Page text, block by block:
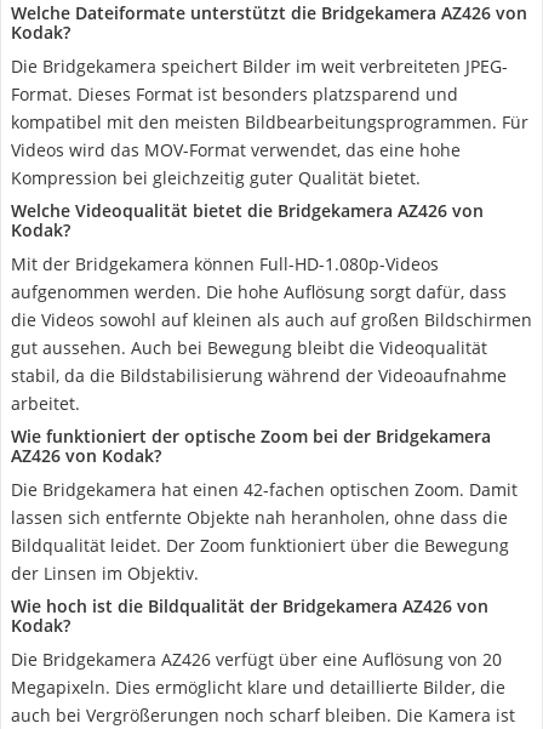
Welche Dateiformate unterstützt die Bridgekamera AZ426 von
Kodak?
Die Bridgekamera speichert Bilder im weit verbreiteten JPEG-
Format. Dieses Format ist besonders platzsparend und
kompatibel mit den meisten Bildbearbeitungsprogrammen. Für
Videos wird das MOV-Format verwendet, das eine hohe
Kompression bei gleichzeitig guter Qualität bietet.
Welche Videoqualität bietet die Bridgekamera AZ426 von
Kodak?
Mit der Bridgekamera können Full-HD-1.080p-Videos
aufgenommen werden. Die hohe Auflösung sorgt dafür, dass
die Videos sowohl auf kleinen als auch auf großen Bildschirmen
gut aussehen. Auch bei Bewegung bleibt die Videoqualität
stabil, da die Bildstabilisierung während der Videoaufnahme
arbeitet.
Wie funktioniert der optische Zoom bei der Bridgekamera
AZ426 von Kodak?
Die Bridgekamera hat einen 42-fachen optischen Zoom. Damit
lassen sich entfernte Objekte nah heranholen, ohne dass die
Bildqualität leidet. Der Zoom funktioniert über die Bewegung
der Linsen im Objektiv.
Wie hoch ist die Bildqualität der Bridgekamera AZ426 von
Kodak?
Die Bridgekamera AZ426 verfügt über eine Auflösung von 20
Megapixeln. Dies ermöglicht klare und detaillierte Bilder, die
auch bei Vergrößerungen noch scharf bleiben. Die Kamera ist